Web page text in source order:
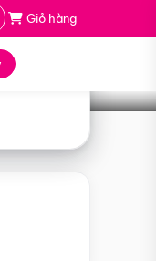
Giỏ hàng
tour